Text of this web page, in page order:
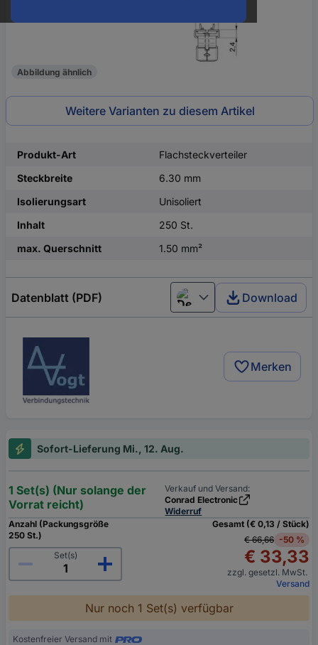
Abbildung ähnlich
Weitere Varianten zu diesem Artikel
Produkt-Art
Flachsteckverteiler
Steckbreite
6.30 mm
Isolierungsart
Unisoliert
Inhalt
250 St.
max. Querschnitt
1.50 mm²
Datenblatt (PDF) Deutsch (Deutschland)
Download
Merken
Sofort-Lieferung Mi., 12. Aug.
1 Set(s) (Nur solange der
Vorrat reicht)
Verkauf und Versand:
Conrad Electronic
Widerruf
Anzahl (Packungsgröße
250 St.)
Set(s)
Gesamt (€ 0,13 / Stück)
€ 66,66 -50 %
€ 33,33
zzgl. gesetzl. MwSt.
Versand
Nur noch 1 Set(s) verfügbar
Kostenfreier Versand mit